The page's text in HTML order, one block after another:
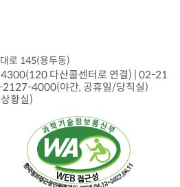
로 145(용두동)
다산콜센터로 연결) | 02-21
4000(야간, 공휴일/당직실)
황실)